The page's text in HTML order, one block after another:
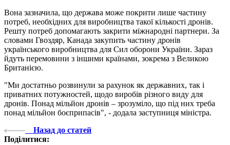
Вона зазначила, що держава може покрити лише частину
потреб, необхідних для виробництва такої кількості дронів.
Решту потреб допомагають закрити міжнародні партнери. За
словами Гвоздяр, Канада закупить частину дронів
українського виробництва для Сил оборони України. Зараз
йдуть перемовини з іншими країнами, зокрема з Великою
Британією.
"Ми достатньо розвинули за рахунок як державних, так і
приватних потужностей, щодо виробів різного виду для
дронів. Понад мільйон дронів – зрозуміло, що під них треба
понад мільйон боєприпасів", - додала заступниця міністра.
Назад до статей
Поділитися: